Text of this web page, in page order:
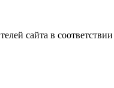
сайта в соответствии